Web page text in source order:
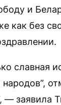
и
как без
славная
— заявила